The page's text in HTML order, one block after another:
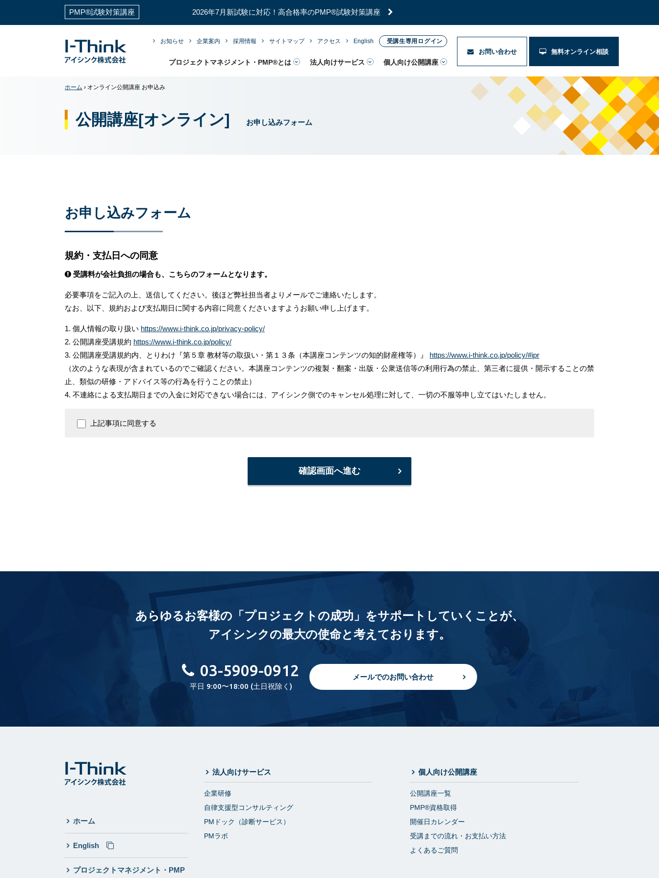
PMP®試験対策講座 2026年7月新試験に対応！高合格率のPMP®試験対策講座
お知らせ 企業案内 採用情報 サイトマップ アクセス English 受講生専用ログイン
プロジェクトマネジメント・PMP®とは 法人向けサービス 個人向け公開講座
お問い合わせ 無料オンライン相談
公開講座[オンライン] お申し込みフォーム
ホーム › オンライン公開講座 お申込み
お申し込みフォーム
規約・支払日への同意
受講料が会社負担の場合も、こちらのフォームとなります。
必要事項をご記入の上、送信してください。後ほど弊社担当者よりメールでご連絡いたします。
なお、以下、規約および支払期日に関する内容に同意くださいますようお願い申し上げます。
1. 個人情報の取り扱い https://www.i-think.co.jp/privacy-policy/
2. 公開講座受講規約 https://www.i-think.co.jp/policy/
3. 公開講座受講規約内、とりわけ『第５章 教材等の取扱い・第１３条（本講座コンテンツの知的財産権等）』 https://www.i-think.co.jp/policy/#ipr
（次のような表現が含まれているのでご確認ください。本講座コンテンツの複製・翻案・出版・公衆送信等の利用行為の禁止、第三者に提供・開示することの禁
止、類似の研修・アドバイス等の行為を行うことの禁止）
4. 不連絡による支払期日までの入金に対応できない場合には、アイシンク側でのキャンセル処理に対して、一切の不服等申し立てはいたしません。
上記事項に同意する
確認画面へ進む
あらゆるお客様の「プロジェクトの成功」をサポートしていくことが、
アイシンクの最大の使命と考えております。
03-5909-0912
平日 9:00〜18:00 (土日祝除く)
メールでのお問い合わせ
ホーム
English
プロジェクトマネジメント・PMP
法人向けサービス
企業研修
自律支援型コンサルティング
PMドック（診断サービス）
PMラボ
個人向け公開講座
公開講座一覧
PMP®資格取得
開催日カレンダー
受講までの流れ・お支払い方法
よくあるご質問